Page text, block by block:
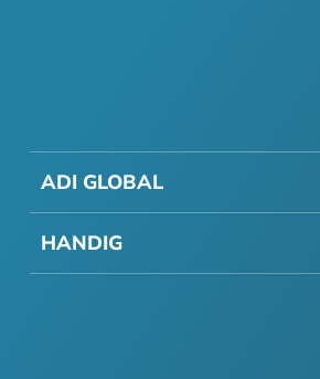
ADI GLOBAL
HANDIG